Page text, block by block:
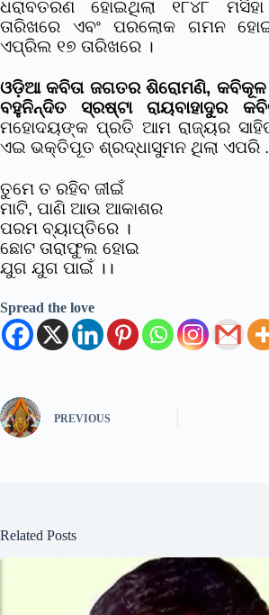
ଧରାବତରଣ ହୋଇଥିଲା ୧୮୪୮
ତାରିଖରେ ଏବଂ ପରଲୋକ ଗମନ
ଏପ୍ରିଲ ୧୭ ତାରିଖରେ ।
ଓଡ଼ିଆ କବିତା ଜଗତର ଶିରୋମଣି, କବିକୂଳ
ବହୁନିନ୍ଦିତ ସ୍ରଷ୍ଟା ରାୟବାହାଦୁର
ମହୋଦୟଙ୍କ ପ୍ରତି ଆମ ରାଜ୍ୟର
ଏଇ ଭକ୍ତିପୂତ ଶ୍ରଦ୍ଧାସୁମନ ଥିଲା ଏପରି
ତୁମେ ତ ରହିବ ଜୀଇଁ
ମାଟି, ପାଣି ଆଉ ଆକାଶର
ପରମ ବ୍ୟାପ୍ତିରେ ।
ଛୋଟ ତାରାଫୁଲ ହୋଇ
ଯୁଗ ଯୁଗ ପାଇଁ ।।
Spread the love
PREVIOUS
Related Posts